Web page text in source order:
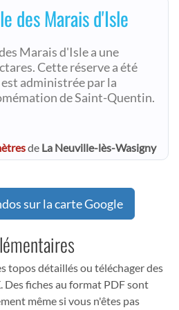
des Marais d'Isle
Marais d'Isle a une
Cette réserve a été
administrée par la
de Saint-Quentin.
de La Neuville-lès-Wasigny
sur la carte Google
topos détaillés ou téléchager des
fiches au format PDF sont
même si vous n'êtes pas